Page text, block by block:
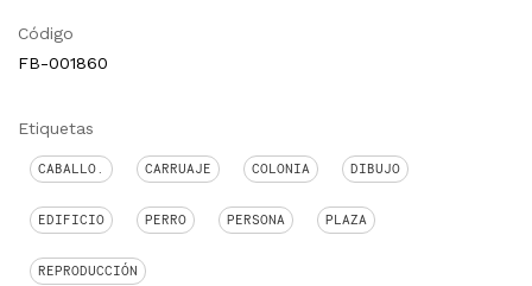
Código
FB-001860
Etiquetas
CABALLO. CARRUAJE COLONIA DIBUJO
EDIFICIO PERRO PERSONA PLAZA
REPRODUCCIÓN